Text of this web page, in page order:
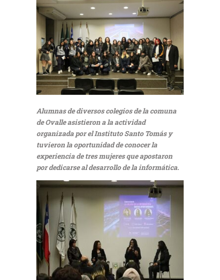
Alumnas de diversos colegios de la comuna
de Ovalle asistieron a la actividad
organizada por el Instituto Santo Tomás y
tuvieron la oportunidad de conocer la
experiencia de tres mujeres que apostaron
por dedicarse al desarrollo de la informática.